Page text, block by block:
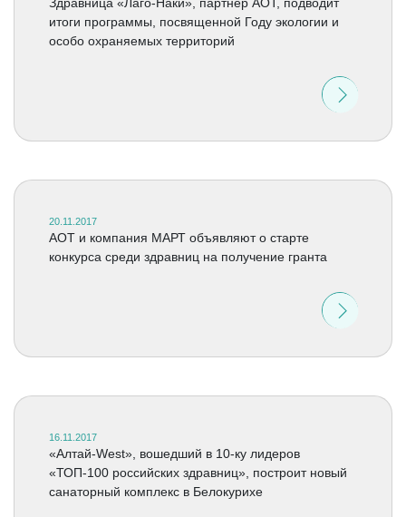
итоги программы, посвященной Году экологии и
особо охраняемых территорий
20.11.2017
АОТ и компания МАРТ объявляют о старте
конкурса среди здравниц на получение гранта
16.11.2017
«Алтай-West», вошедший в 10-ку лидеров
«ТОП-100 российских здравниц», построит новый
санаторный комплекс в Белокурихе